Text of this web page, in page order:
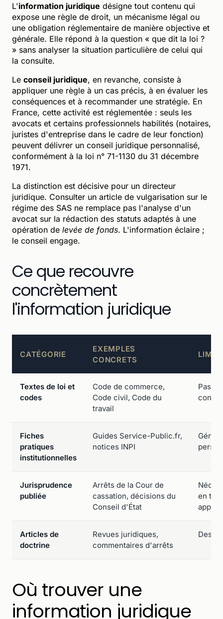
L'information juridique désigne tout contenu qui
expose une règle de droit, un mécanisme légal ou
une obligation réglementaire de manière objective et
générale. Elle répond à la question « que dit la loi ?
» sans analyser la situation particulière de celui qui
la consulte.
Le conseil juridique, en revanche, consiste à
appliquer une règle à un cas précis, à en évaluer les
conséquences et à recommander une stratégie. En
France, cette activité est réglementée : seuls les
avocats et certains professionnels habilités (notaires,
juristes d'entreprise dans le cadre de leur fonction)
peuvent délivrer un conseil juridique personnalisé,
conformément à la loi n° 71-1130 du 31 décembre
1971.
La distinction est décisive pour un directeur
juridique. Consulter un article de vulgarisation sur le
régime des SAS ne remplace pas l'analyse d'un
avocat sur la rédaction des statuts adaptés à une
opération de levée de fonds. L'information éclaire ;
le conseil engage.
Ce que recouvre
concrètement
l'information juridique
CATÉGORIE
EXEMPLES
CONCRETS
Textes de loi et
codes
Code de commerce,
Code civil, Code du
travail
Pas
Fiches
pratiques
institutionnelles
Guides Service-Public.fr,
notices INPI
Jurisprudence
publiée
Arrêts de la Cour de
cassation, décisions du
Conseil d'État
en
Articles de
doctrine
Revues juridiques,
commentaires d'arrêts
Où trouver une
information juridique